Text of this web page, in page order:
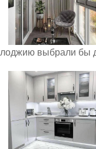
выбрали бы